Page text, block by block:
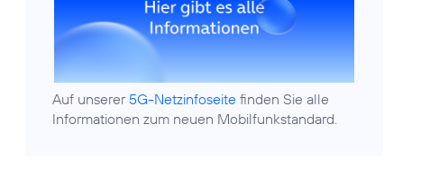
Auf unserer 5G-Netzinfoseite finden Sie alle
Informationen zum neuen Mobilfunkstandard.